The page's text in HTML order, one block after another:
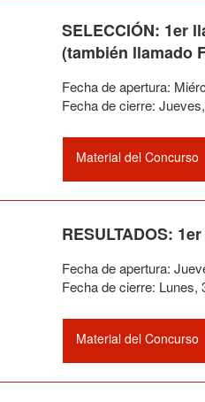
SELECCIÓN: 1er
(también llamado
Fecha de apertura:
Fecha de cierre: Jueves,
Material del Concurso
RESULTADOS:
Fecha de apertura:
Fecha de cierre: Lunes,
Material del Concurso